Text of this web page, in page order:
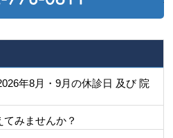
年8月・9月の休診日 及び 院
みませんか？